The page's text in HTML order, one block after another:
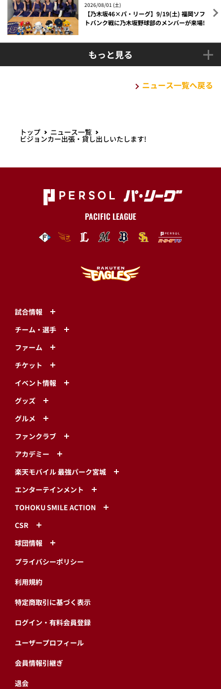
2026/08/01 (土)
【乃木坂46×パ・リーグ】9/19(土) 福岡ソフ
トバンク戦に乃木坂野球部のメンバーが来場!
もっと見る
ニュース一覧へ戻る
トップ ニュース一覧
ビジョンカー出張・貸し出しいたします!
PACIFIC LEAGUE
試合情報
チーム・選手
ファーム
チケット
イベント情報
グッズ
グルメ
ファンクラブ
アカデミー
楽天モバイル 最強パーク宮城
エンターテインメント
TOHOKU SMILE ACTION
CSR
球団情報
プライバシーポリシー
利用規約
特定商取引に基づく表示
ログイン・有料会員登録
ユーザープロフィール
会員情報引継ぎ
退会